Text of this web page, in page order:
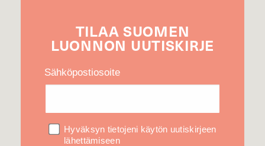
TILAA SUOMEN
LUONNON UUTIS­KIRJE
Sähköpostiosoite
Hyväksyn tietojeni käytön uutiskirjeen
lähettämiseen